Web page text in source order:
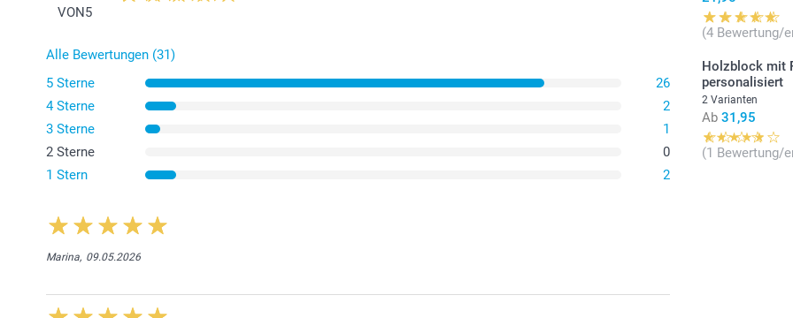
VON5
Alle Bewertungen (31)
5 Sterne
26
4 Sterne
2
3 Sterne
1
2 Sterne
0
1 Stern
2
Marina, 09.05.2026
(4 Bewertung/
Holzblock mit
personalisiert
2 Varianten
Ab 31,95
(1 Bewertung/